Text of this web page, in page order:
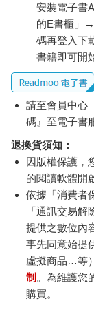
到日本搭火車，四
當科技不斷地推
曾被淘汰的事物
力，他們的故事
道迷的神力便永遠
——更精彩的內文
安裝電子書
的E書櫃」
碼再登入下
書籍即可開
請至會員中心
碼』至電子書
退換貨須知：
因版權保護，
的閱讀軟體開
依據「消費者
「通訊交易
提供之數位內
事先同意始提
虛擬商品…等
制 。為維護您
購買。